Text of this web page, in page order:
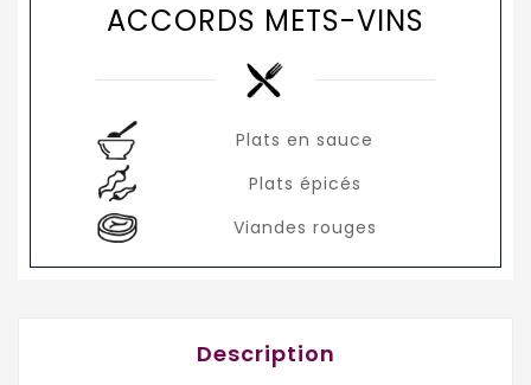
ACCORDS METS-VINS
Plats en sauce
Plats épicés
Viandes rouges
Description